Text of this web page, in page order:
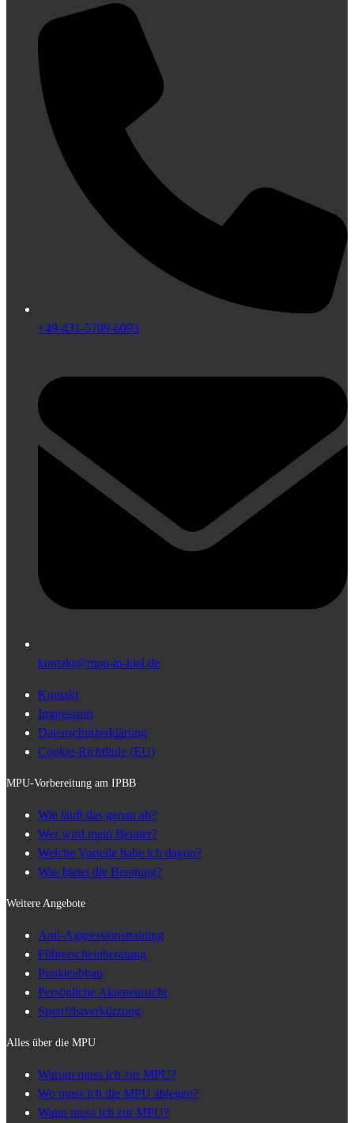
+49-431-5709-6093
kontakt@mpu-in-kiel.de
Kontakt
Impressum
Datenschutzerklärung
Cookie-Richtlinie (EU)
MPU-Vorbereitung am IPBB
Wie läuft das genau ab?
Wer wird mein Berater?
Welche Vorteile habe ich davon?
Was bietet die Beratung?
Weitere Angebote
Anti-Aggressionstraining
Führerscheinberatung
Punkteabbau
Persönliche Akteneinsicht
Sperrfristverkürzung
Alles über die MPU
Warum muss ich zur MPU?
Wo muss ich die MPU ablegen?
Wann muss ich zur MPU?